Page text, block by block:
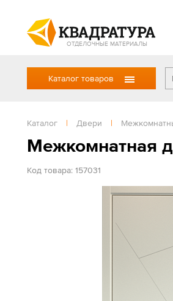
ОТДЕЛОЧНЫЕ МАТЕРИАЛЫ
Каталог товаров
Каталог | Двери |
Межкомнатная
Код товара: 157031